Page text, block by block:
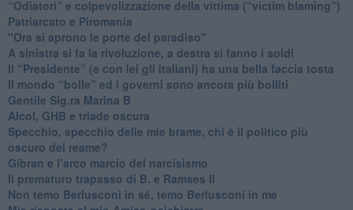
“Odiatori” e colpevolizzazione della vittima (“victim blaming”)
​Patriarcato e Piromania
"Ora si aprono le porte del paradiso"
​A sinistra si fa la rivoluzione, a destra si fanno i soldi
​Il “Presidente” (e con lei gli italiani) ha una bella faccia tosta
​Il mondo “bolle” ed i governi sono ancora più bolliti
​Gentile Sig.ra Marina B
​Alcol, GHB e triade oscura
​Specchio, specchio delle mie brame, chi è il politico più
oscuro del reame?
​Gibran e l’arco marcio del narcisismo
​Il prematuro trapasso di B. e Ramses II
​Non temo Berlusconi in sé, temo Berlusconi in me